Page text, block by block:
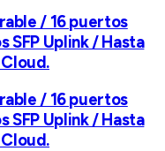
/ 16 puertos
Uplink / Hasta
/ 16 puertos
Uplink / Hasta